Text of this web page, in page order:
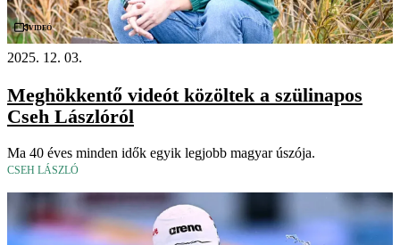
Videó
2025. 12. 03.
Meghökkentő videót közöltek a szülinapos
Cseh Lászlóról
Ma 40 éves minden idők egyik legjobb magyar úszója.
CSEH LÁSZLÓ